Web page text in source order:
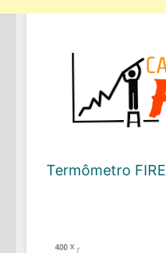
Termômetro FIRE